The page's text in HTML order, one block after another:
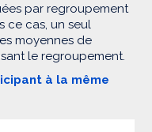
par regroupement
ce cas, un seul
moyennes de
le regroupement.
à la même